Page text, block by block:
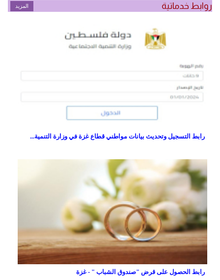
روابط خدماتية المزيد
رابط التسجيل وتحديث بيانات مواطني قطاع غزة في وزارة التنمية...
رابط الحصول على قرض "صندوق الشباب " - غزة